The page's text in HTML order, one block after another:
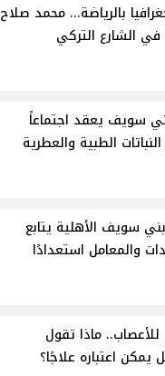
بالرياضة... محمد صلاح
في الشارع التركي
سويف يعقد اجتماعاً
الطبية والعطرية
سويف الأهلية يتابع
والمعامل استعدادًا
للأعصاب.. ماذا تقول
يمكن اعتباره علاجًا؟